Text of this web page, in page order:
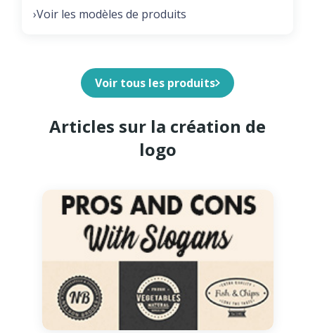
›Voir les modèles de produits
Voir tous les produits
Articles sur la création de
logo